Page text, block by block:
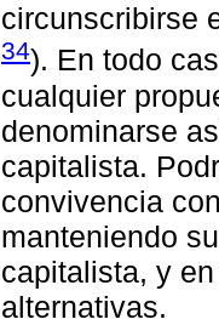
circunscribirse
34). En todo
cualquier
denominarse
capitalista.
convivencia
manteniendo
capitalista, y
alternativas.